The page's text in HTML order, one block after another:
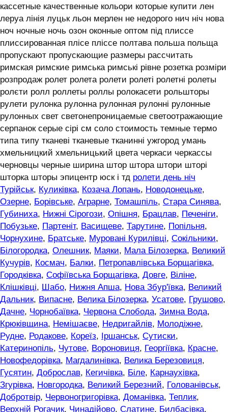
кассетные качественные кольори которые купити лен
леруа лінія луцьк льон мерлен не недорого нич ніч нова
ноч ночные ночь озон оконные оптом під плиссе
плиссированная плісе пліссе полтава польша польща
пропускают пропускающие размеры рассчитать
римская римские римська римські рівне розетка розміри
розпродаж ролет ролета ролети ролеті ролетні ролеты
ролєти ролл роллеты роллы ролокасети рольшторы
рулети рулонка рулонна рулонная рулонні рулонные
рулонных свет светонепроницаемые светоотражающие
серпанок серые сірі см соло стоимость темные термо
типа типу тканеві тканевые тканинні ужгород умань
хмельницкий хмельницький цвета черкаси черкассы
черновцы черные ширина штор штора штори шторі
шторка шторы эпицентр юск і тд ролети день ніч
Турійськ, Куликівка, Козача Лопань, Новодонецьке,
Озерне, Борівське, Аграрне, Томашпіль, Стара Синява,
Губиниха, Нижні Сірогози, Опішня, Брацлав, Печеніги,
Побузьке, Партеніт, Васищеве, Тарутине, Попільня,
Чорнухине, Братське, Муровані Курилівці, Сокільники,
Білогородка, Олешник, Маяки, Мала Білозерка, Великий
Кучурів, Космач, Балки, Петропавлівська Борщагівка,
Городківка, Софіївська Борщагівка, Довге, Віліне,
Клішківці, Шабо, Нижня Апша, Нова Збур'ївка, Великий
Дальник, Випасне, Велика Білозерка, Усатове, Грушово,
Дачне, Чорнобаївка, Червона Слобода, Зимна Вода,
Крюківщина, Немішаєве, Недригайлів, Молодіжне,
Рудне, Родакове, Кореїз, Іршанськ, Сутиски,
Катеринопіль, Чутове, Вороновиця, Георгіївка, Красне,
Новофедорівка, Магдалинівка, Велика Березовиця,
Гусятин, Доброслав, Кегичівка, Біле, Карнаухівка,
Згурівка, Новгородка, Великий Березний, Голованівськ,
Добротвір, Червоногригорівка, Доманівка, Теплик,
Верхній Рогачик, Чинадійово, Слатине, Билбасівка,